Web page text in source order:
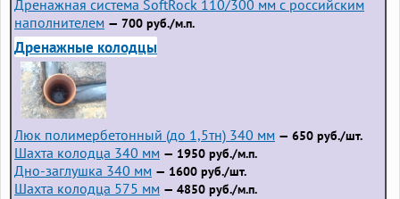
Дренажная система SoftRock 110/300 мм с российским
наполнителем — 700 руб./м.п.
Дренажные колодцы
Люк полимербетонный (до 1,5тн) 340 мм — 650 руб./шт.
Шахта колодца 340 мм — 1950 руб./м.п.
Дно-заглушка 340 мм — 1600 руб./шт.
Шахта колодца 575 мм — 4850 руб./м.п.